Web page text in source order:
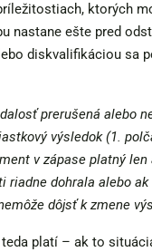
ktorých
nastane ešte pred
diskvalifikáciou sa
prerušená alebo
výsledok (1.
v zápase platný
riadne dohrala alebo
dôjsť k zmene
platí – ak to